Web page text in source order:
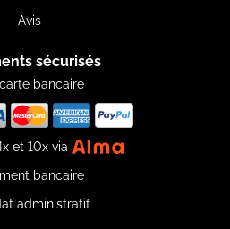
Avis
sécurisés
bancaire
et 10x via
bancaire
administratif